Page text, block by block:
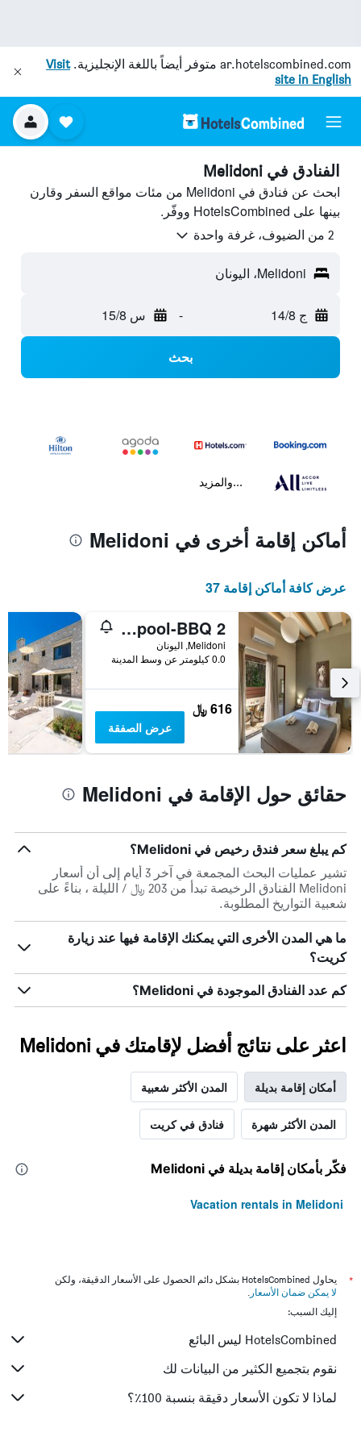
ar.hotelscombined.com متوفر أيضاً باللغة الإنجليزية.Visit
site in English
الفنادق في Melidoni
ابحث عن فنادق في Melidoni من مئات مواقع السفر وقارن
بينها على HotelsCombined ووفّر.
2 من الضيوف، غرفة واحدة
Melidoni، اليونان
ج 14/8 - س 15/8
بحث
...والمزيد
أماكن إقامة أخرى في Melidoni
عرض كافة أماكن إقامة 37
2 bedroom Villa with heated swimming pool-Spa whirlpool-BBQ!
Melidoni, اليونان
0.0 كيلومتر عن وسط المدينة
616 ﷼
عرض الصفقة
حقائق حول الإقامة في Melidoni
كم يبلغ سعر فندق رخيص في Melidoni؟
تشير عمليات البحث المجمعة في آخر 3 أيام إلى أن أسعار
Melidoni الفنادق الرخيصة تبدأ من 203 ﷼ / الليلة ، بناءً على
شعبية التواريخ المطلوبة.
ما هي المدن الأخرى التي يمكنك الإقامة فيها عند زيارة
كريت؟
كم عدد الفنادق الموجودة في Melidoni؟
اعثر على نتائج أفضل لإقامتك في Melidoni
أمكان إقامة بديلة المدن الأكثر شعبية
المدن الأكثر شهرة فنادق في كريت
فكّر بأمكان إقامة بديلة في Melidoni
Vacation rentals in Melidoni
*
يحاول HotelsCombined بشكل دائم الحصول على الأسعار الدقيقة، ولكن
لا يمكن ضمان الأسعار .
إليك السبب:
HotelsCombined ليس البائع
نقوم بتجميع الكثير من البيانات لك
لماذا لا تكون الأسعار دقيقة بنسبة 100٪؟